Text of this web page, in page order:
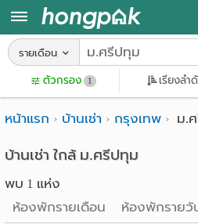
เข้าสู่ร
หน้า
แรก
ค้นหา
หอพัก ใกล้ฉัน
ค้นจากสถานีรถไฟฟ้า
อ
พาร์
ท
รายเดือน
ตัวกรอง 1 เรียงลำ
หน้าแรก บ้านเช่า กรุงเทพ ม.
บ้านเช่า ใกล้ ม.ศรีปทุม
พบ 1 แห่ง
ห้องพักรายเดือน
ห้องพักรายวั